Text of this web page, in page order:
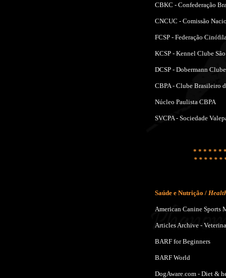
CBKC - Confederação
CNCUC - Comissão
FCSP - Federação
KCSP - Kennel Clube
DCSP - Dobermann
CBPA - Clube Brasileiro
Núcleo Paulista CBPA
SVCPA - Sociedade
* * * * * *
* * * * * *
Saúde e Nutrição /
American Canine Sports
Articles Archive -
BARF for Beginners
BARF World
DogAware.com - Diet &